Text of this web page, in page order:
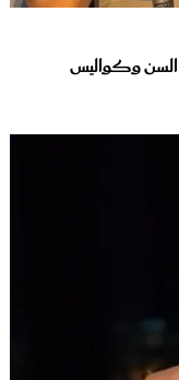
وكواليس